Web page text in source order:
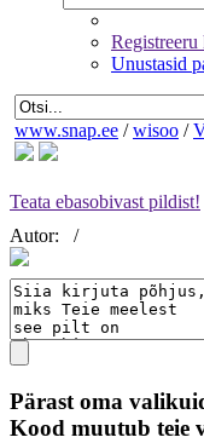
Registreeru
Unustasid
www.snap.ee / wisoo /
Teata ebasobivast pildist!
Autor:
/
Pärast oma
Kood muutub teie